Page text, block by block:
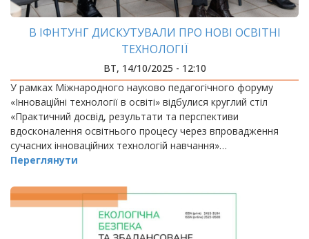
В ІФНТУНГ ДИСКУТУВАЛИ ПРО НОВІ ОСВІТНІ
ТЕХНОЛОГІЇ
ВТ, 14/10/2025 - 12:10
У рамках Міжнародного науково педагогічного форуму
«Інноваційні технології в освіті» відбулися круглий стіл
«Практичний досвід, результати та перспективи
вдосконалення освітнього процесу через впровадження
сучасних інноваційних технологій навчання»…
Переглянути